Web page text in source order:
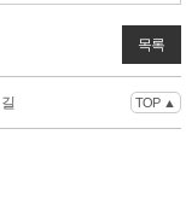
목록
TOP ▲